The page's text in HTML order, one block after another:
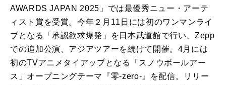
AWARDS JAPAN 2025」では最優秀ニュー・アーテ
ィスト賞を受賞。今年２月11日には初のワンマンライ
ブとなる「承認欲求爆発」を日本武道館で行い、Zepp
での追加公演、アジアツアーを続けて開催。4月には
初のTVアニメタイアップとなる「スノウボールアー
ス」オープニングテーマ『零-zero-』を配信。リリー